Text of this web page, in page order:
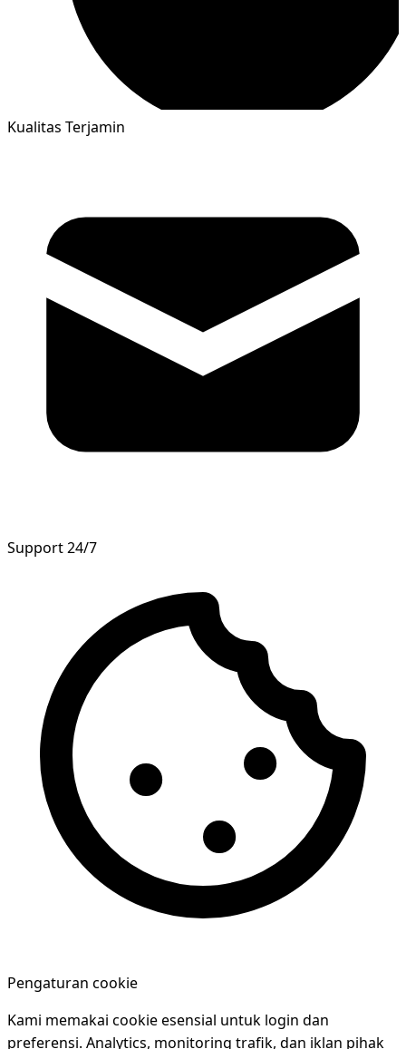
Kualitas Terjamin
Support 24/7
Pengaturan cookie
Kami memakai cookie esensial untuk login dan
preferensi. Analytics, monitoring trafik, dan iklan pihak